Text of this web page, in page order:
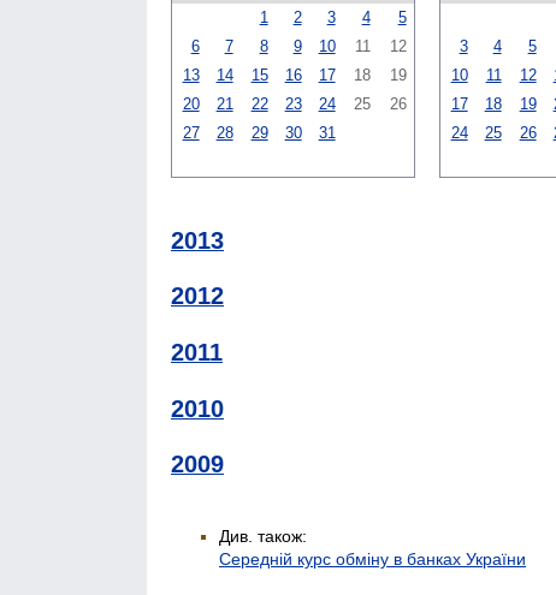
1
2 3 4
5
6
7 8 9 10 11
12
13
14 15 16 17 18
19
20
21 22 23 24 25
26
27
28 29 30 31
3
4 5
10
11 12
17
18 19
24
25 26
2013
2012
2011
2010
2009
Див. також:
Середній курс обміну в банках України